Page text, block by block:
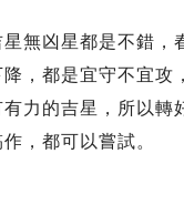
無凶星都是不錯，
，都是宜守不宜攻
力的吉星，所以轉
，都可以嘗試。